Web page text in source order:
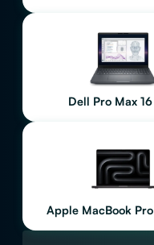
Dell Pro Max
Apple MacBook